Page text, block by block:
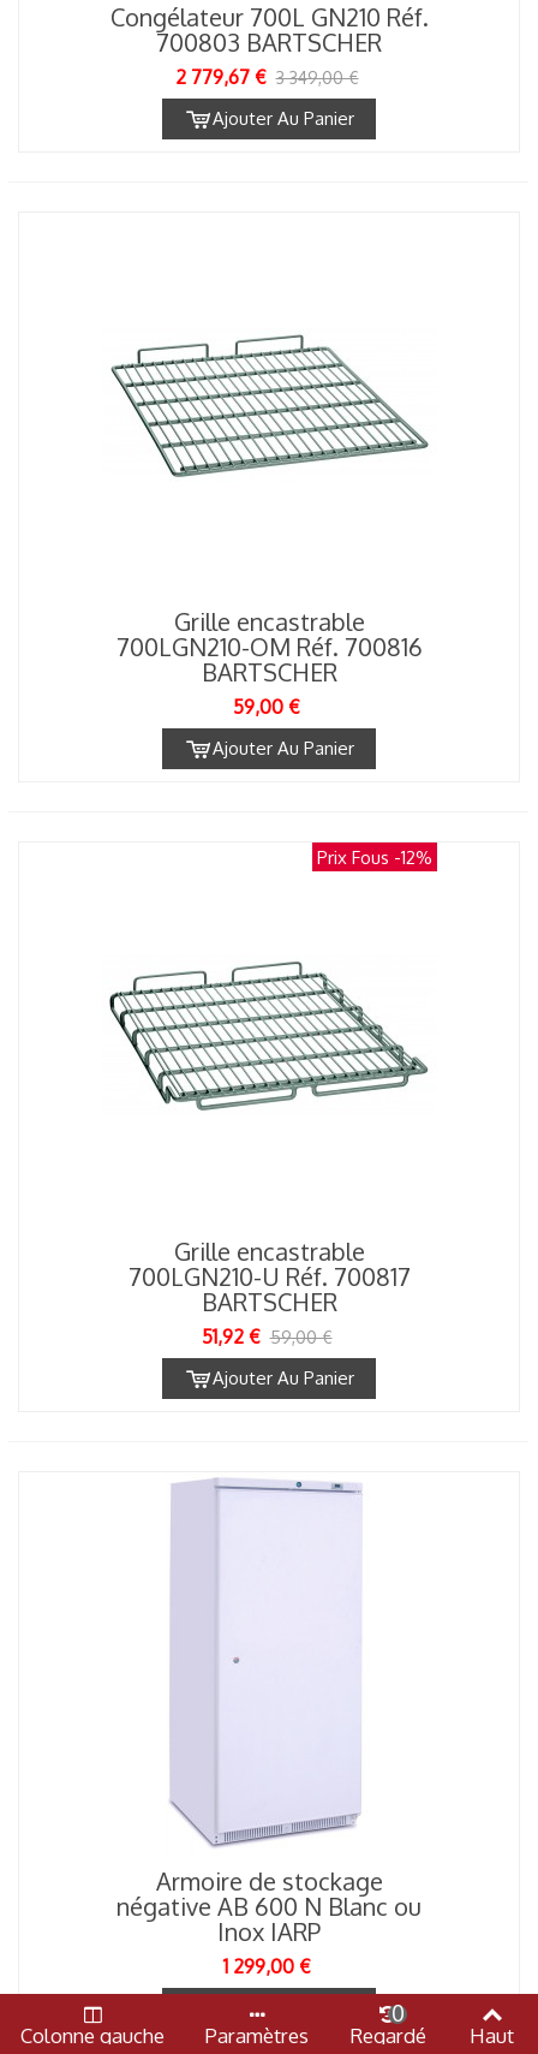
Congélateur 700L GN210 Réf.
700803 BARTSCHER
2 779,67 € 3 349,00 €
Ajouter Au Panier
Grille encastrable
700LGN210-OM Réf. 700816
BARTSCHER
59,00 €
Ajouter Au Panier
Prix Fous -12%
Grille encastrable
700LGN210-U Réf. 700817
BARTSCHER
51,92 € 59,00 €
Ajouter Au Panier
Armoire de stockage
négative AB 600 N Blanc ou
Inox IARP
1 299,00 €
Ajouter Au Panier
Colonne gauche Paramètres Regardé
0
Haut